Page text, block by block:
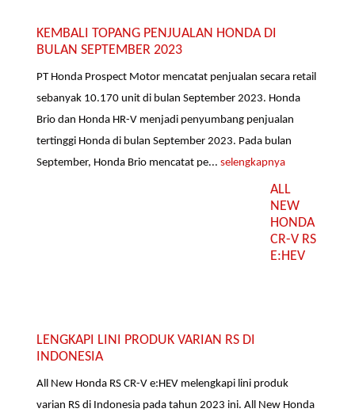
KEMBALI TOPANG PENJUALAN HONDA DI
BULAN SEPTEMBER 2023
PT Honda Prospect Motor mencatat penjualan secara retail
sebanyak 10.170 unit di bulan September 2023. Honda
Brio dan Honda HR-V menjadi penyumbang penjualan
tertinggi Honda di bulan September 2023. Pada bulan
September, Honda Brio mencatat pe...selengkapnya
ALL
NEW
HONDA
CR-V RS
E:HEV
LENGKAPI LINI PRODUK VARIAN RS DI
INDONESIA
All New Honda RS CR-V e:HEV melengkapi lini produk
varian RS di Indonesia pada tahun 2023 ini. All New Honda